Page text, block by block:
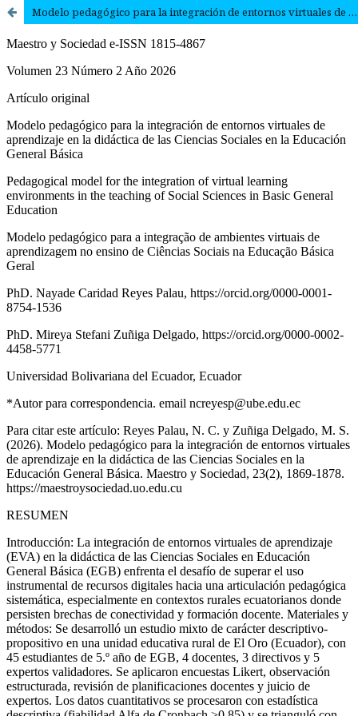
Modelo pedagógico para la integración de entornos virtuales de aprendizaje en la didáctica de las Ciencias Sociales en la Educación General Básica